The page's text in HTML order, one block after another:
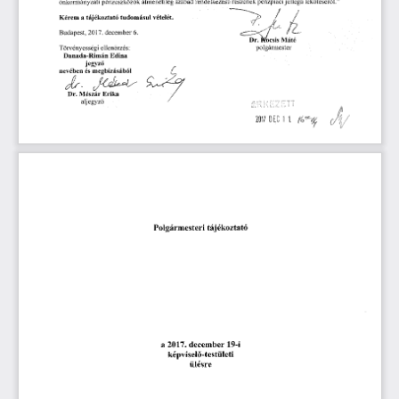
Kérem
  a tájékoztató
  tudomásul
  vételét.
Budapest,
  2017.
december
  6.
Törvényességi
  ellenőrzés:
Danada-Rimán
  Edina
jegyző
nevében
  és
  megbízásából
X
Dr.
  Kíocsis
  Máté
polgármester
Dr.
  Mészár
  Erika
aljegyző
k/
Polgármesteri
  tájékoztató
a  2017. december
  19-i
képviselő-testületi
ülésre